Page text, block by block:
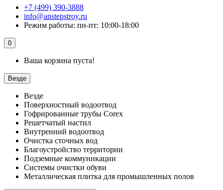
+7 (499) 390-3888
info@anstepstroy.ru
Режим работы: пн-пт: 10:00-18:00
0
Ваша корзина пуста!
Везде
Везде
Поверхностный водоотвод
Гофрированные трубы Corex
Решетчатый настил
Внутренний водоотвод
Очистка сточных вод
Благоустройство территории
Подземные коммуникации
Системы очистки обуви
Металлическая плитка для промышленных полов